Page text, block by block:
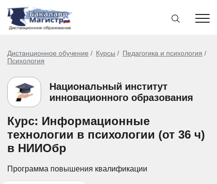
Дистанционное обучение Курсы
Педагогика и психология
Психология
Национальный институт
инновационного образования
Курс: Информационные
технологии в психологии (от 36 ч)
в НИИОбр
Программа повышения квалификации